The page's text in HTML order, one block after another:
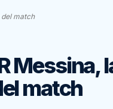
match
Messina,
match